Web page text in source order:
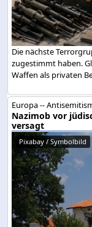
Die nächste
zugestimmt haben.
Waffen als privaten
Europa --
Nazimob vor
versagt
Pixabay / Symbolbild